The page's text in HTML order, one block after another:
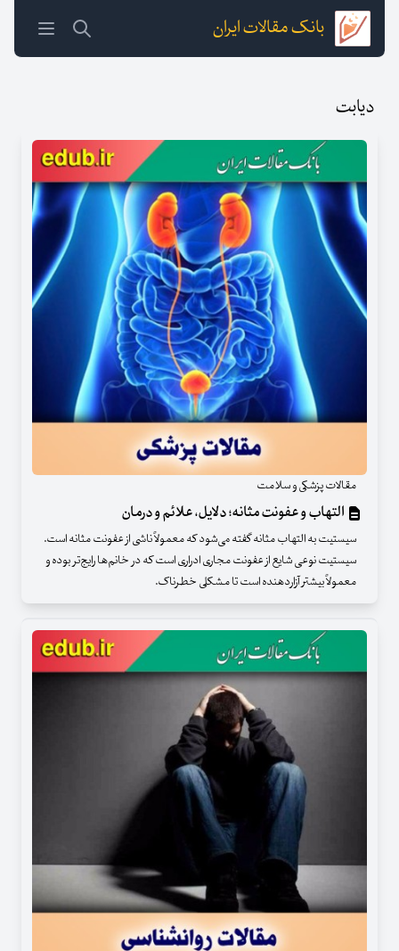
بانک مقالات ایران
دیابت
مقالات پزشکی و سلامت
التهاب و عفونت مثانه؛ دلایل، علائم و درمان
سیستیت به التهاب مثانه گفته می‌شود که معمولاً ناشی از عفونت مثانه است.
سیستیت نوعی شایع از عفونت مجاری ادراری است که در خانم‌ها رایج‌تر بوده و
معمولاً بیشتر آزاردهنده است تا مشکلی خطرناک.